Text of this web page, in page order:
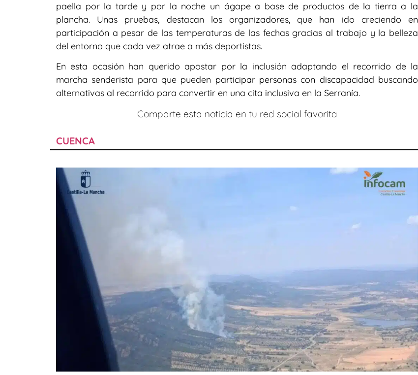
paella por la tarde y por la noche un ágape a base de productos de la tierra a la
plancha. Unas pruebas, destacan los organizadores, que han ido creciendo en
participación a pesar de las temperaturas de las fechas gracias al trabajo y la belleza
del entorno que cada vez atrae a más deportistas.
En esta ocasión han querido apostar por la inclusión adaptando el recorrido de la
marcha senderista para que pueden participar personas con discapacidad buscando
alternativas al recorrido para convertir en una cita inclusiva en la Serranía.
Comparte esta noticia en tu red social favorita
CUENCA